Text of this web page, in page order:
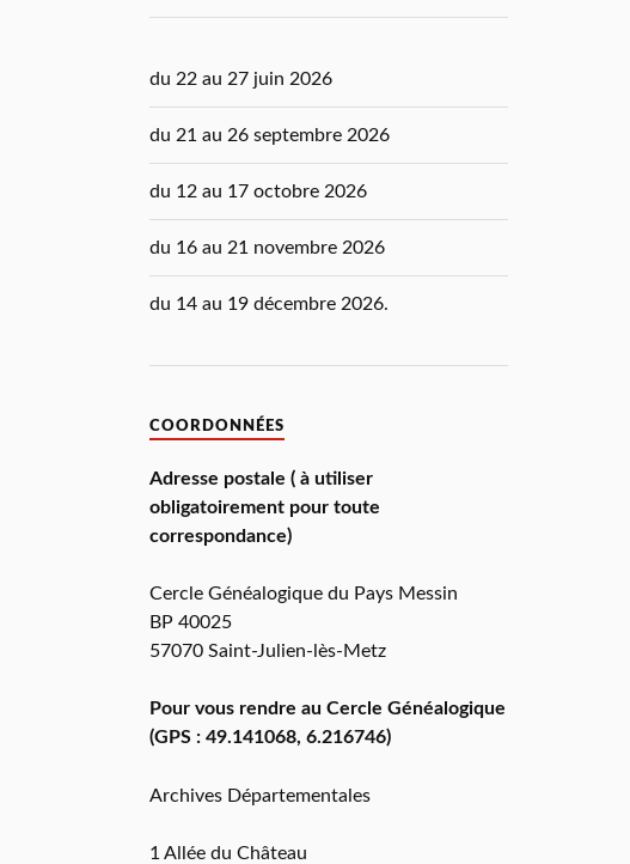
du 22 au 27 juin 2026
du 21 au 26 septembre 2026
du 12 au 17 octobre 2026
du 16 au 21 novembre 2026
du 14 au 19 décembre 2026.
COORDONNÉES
Adresse postale ( à utiliser
obligatoirement pour toute
correspondance)
Cercle Généalogique du Pays Messin
BP 40025
57070 Saint-Julien-lès-Metz
Pour vous rendre au Cercle Généalogique
(GPS : 49.141068, 6.216746)
Archives Départementales
1 Allée du Château